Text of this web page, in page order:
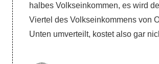
halbes Volkseinkommen, es wird
Viertel des Volkseinkommens von
Unten umverteilt, kostet also gar